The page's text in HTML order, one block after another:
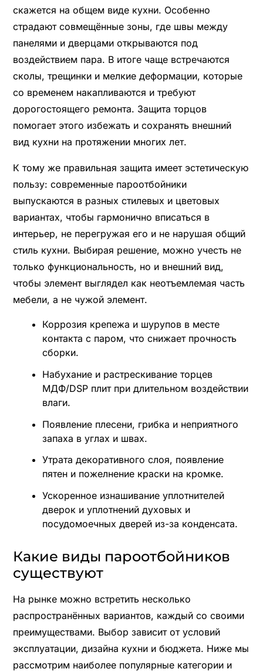
скажется на общем виде кухни. Особенно
страдают совмещённые зоны, где швы между
панелями и дверцами открываются под
воздействием пара. В итоге чаще встречаются
сколы, трещинки и мелкие деформации, которые
со временем накапливаются и требуют
дорогостоящего ремонта. Защита торцов
помогает этого избежать и сохранять внешний
вид кухни на протяжении многих лет.
К тому же правильная защита имеет эстетическую
пользу: современные пароотбойники
выпускаются в разных стилевых и цветовых
вариантах, чтобы гармонично вписаться в
интерьер, не перегружая его и не нарушая общий
стиль кухни. Выбирая решение, можно учесть не
только функциональность, но и внешний вид,
чтобы элемент выглядел как неотъемлемая часть
мебели, а не чужой элемент.
Коррозия крепежа и шурупов в месте
контакта с паром, что снижает прочность
сборки.
Набухание и растрескивание торцев
МДФ/DSP плит при длительном воздействии
влаги.
Появление плесени, грибка и неприятного
запаха в углах и швах.
Утрата декоративного слоя, появление
пятен и пожелнение краски на кромке.
Ускоренное изнашивание уплотнителей
дверок и уплотнений духовых и
посудомоечных дверей из-за конденсата.
Какие виды пароотбойников
существуют
На рынке можно встретить несколько
распространённых вариантов, каждый со своими
преимуществами. Выбор зависит от условий
эксплуатации, дизайна кухни и бюджета. Ниже мы
рассмотрим наиболее популярные категории и